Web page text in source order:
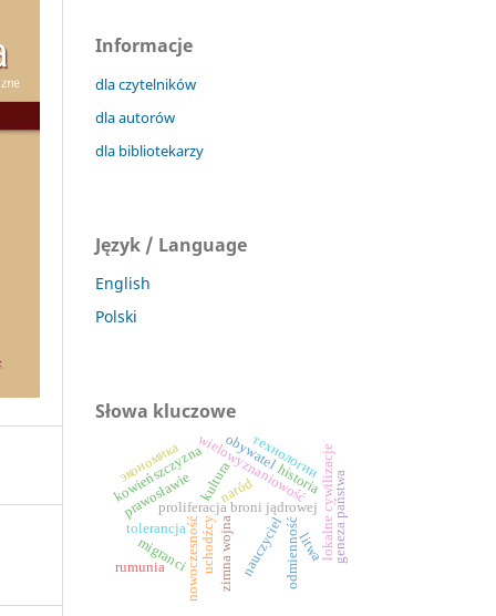
Informacje
dla czytelników
dla autorów
dla bibliotekarzy
Język / Language
English
Polski
Słowa kluczowe
proliferacja broni jądrowej
zimna wojna
nowoczesność
prawosławiewielowyznaniowośćlokalne cywilizacje
kowieńszczyzna
nauczyciel
tolerancja odmienność
kultura
uchodźcy
migranci
rumunia
geneza państwa
naród historia
obywatel
litwa
экономика технологии